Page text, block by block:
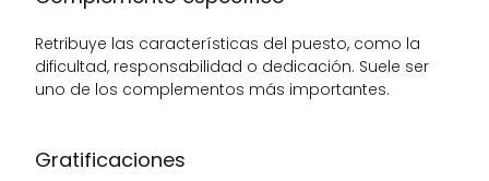
Retribuye las características del puesto, como la
dificultad, responsabilidad o dedicación. Suele ser
uno de los complementos más importantes.
Gratificaciones